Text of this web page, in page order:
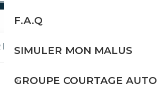
EDITION TYP 89 / B4
Essence
F.A.Q
SIMULER MON MALUS
GROUPE COURTAGE AUTO